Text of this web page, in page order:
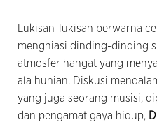
Lukisan-lukisan berwarna
menghiasi dinding-dinding
atmosfer hangat yang
ala hunian. Diskusi
yang juga seorang musisi,
dan pengamat gaya hidup,